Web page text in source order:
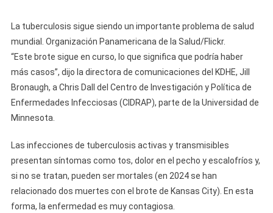
La tuberculosis sigue siendo un importante problema de salud
mundial. Organización Panamericana de la Salud/Flickr.
“Este brote sigue en curso, lo que significa que podría haber
más casos”, dijo la directora de comunicaciones del KDHE, Jill
Bronaugh, a Chris Dall del Centro de Investigación y Política de
Enfermedades Infecciosas (CIDRAP), parte de la Universidad de
Minnesota.
Las infecciones de tuberculosis activas y transmisibles
presentan síntomas como tos, dolor en el pecho y escalofríos y,
si no se tratan, pueden ser mortales (en 2024 se han
relacionado dos muertes con el brote de Kansas City). En esta
forma, la enfermedad es muy contagiosa.